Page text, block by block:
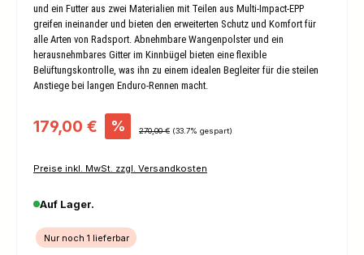
und ein Futter aus zwei Materialien mit Teilen aus Multi-Impact-EPP
greifen ineinander und bieten den erweiterten Schutz und Komfort für
alle Arten von Radsport. Abnehmbare Wangenpolster und ein
herausnehmbares Gitter im Kinnbügel bieten eine flexible
Belüftungskontrolle, was ihn zu einem idealen Begleiter für die steilen
Anstiege bei langen Enduro-Rennen macht.
Verkaufspreis:
179,00 € % Regulärer Preis:
270,00 € (33.7% gespart)
Preise inkl. MwSt. zzgl. Versandkosten
Auf Lager.
Nur noch 1 lieferbar